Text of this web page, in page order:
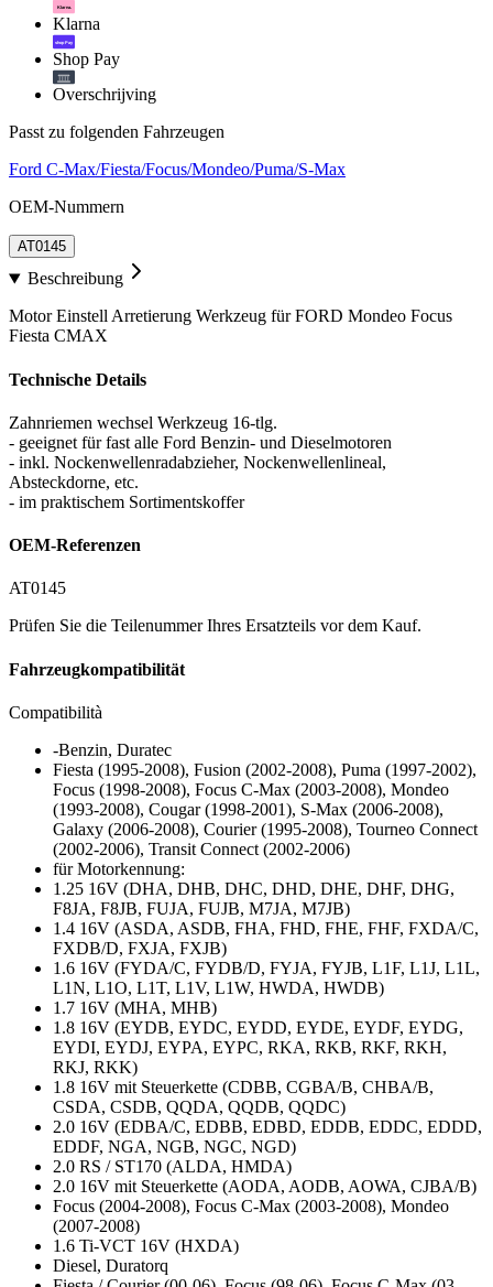
Klarna.
Klarna
shop Pay
Shop Pay
Overschrijving
Passt zu folgenden Fahrzeugen
Ford C-Max/Fiesta/Focus/Mondeo/Puma/S-Max
OEM-Nummern
AT0145
Beschreibung
Motor Einstell Arretierung Werkzeug für FORD Mondeo Focus
Fiesta CMAX
Technische Details
Zahnriemen wechsel Werkzeug 16-tlg.
- geeignet für fast alle Ford Benzin- und Dieselmotoren
- inkl. Nockenwellenradabzieher, Nockenwellenlineal,
Absteckdorne, etc.
- im praktischem Sortimentskoffer
OEM-Referenzen
AT0145
Prüfen Sie die Teilenummer Ihres Ersatzteils vor dem Kauf.
Fahrzeugkompatibilität
Compatibilità
-Benzin, Duratec
Fiesta (1995-2008), Fusion (2002-2008), Puma (1997-2002),
Focus (1998-2008), Focus C-Max (2003-2008), Mondeo
(1993-2008), Cougar (1998-2001), S-Max (2006-2008),
Galaxy (2006-2008), Courier (1995-2008), Tourneo Connect
(2002-2006), Transit Connect (2002-2006)
für Motorkennung:
1.25 16V (DHA, DHB, DHC, DHD, DHE, DHF, DHG,
F8JA, F8JB, FUJA, FUJB, M7JA, M7JB)
1.4 16V (ASDA, ASDB, FHA, FHD, FHE, FHF, FXDA/C,
FXDB/D, FXJA, FXJB)
1.6 16V (FYDA/C, FYDB/D, FYJA, FYJB, L1F, L1J, L1L,
L1N, L1O, L1T, L1V, L1W, HWDA, HWDB)
1.7 16V (MHA, MHB)
1.8 16V (EYDB, EYDC, EYDD, EYDE, EYDF, EYDG,
EYDI, EYDJ, EYPA, EYPC, RKA, RKB, RKF, RKH,
RKJ, RKK)
1.8 16V mit Steuerkette (CDBB, CGBA/B, CHBA/B,
CSDA, CSDB, QQDA, QQDB, QQDC)
2.0 16V (EDBA/C, EDBB, EDBD, EDDB, EDDC, EDDD,
EDDF, NGA, NGB, NGC, NGD)
2.0 RS / ST170 (ALDA, HMDA)
2.0 16V mit Steuerkette (AODA, AODB, AOWA, CJBA/B)
Focus (2004-2008), Focus C-Max (2003-2008), Mondeo
(2007-2008)
1.6 Ti-VCT 16V (HXDA)
Diesel, Duratorq